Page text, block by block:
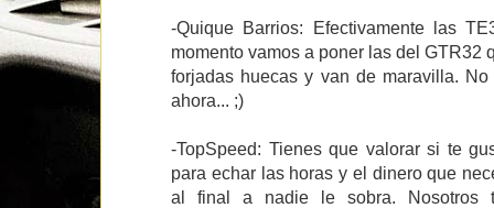
-Quique Barrios: Efectivamente las
momento vamos a poner las del GTR32
forjadas huecas y van de maravilla.
ahora... ;)
-TopSpeed: Tienes que valorar si te
para echar las horas y el dinero que
al final a nadie le sobra. Nosotros